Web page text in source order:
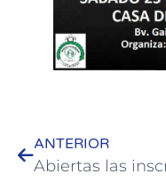
ANTERIOR